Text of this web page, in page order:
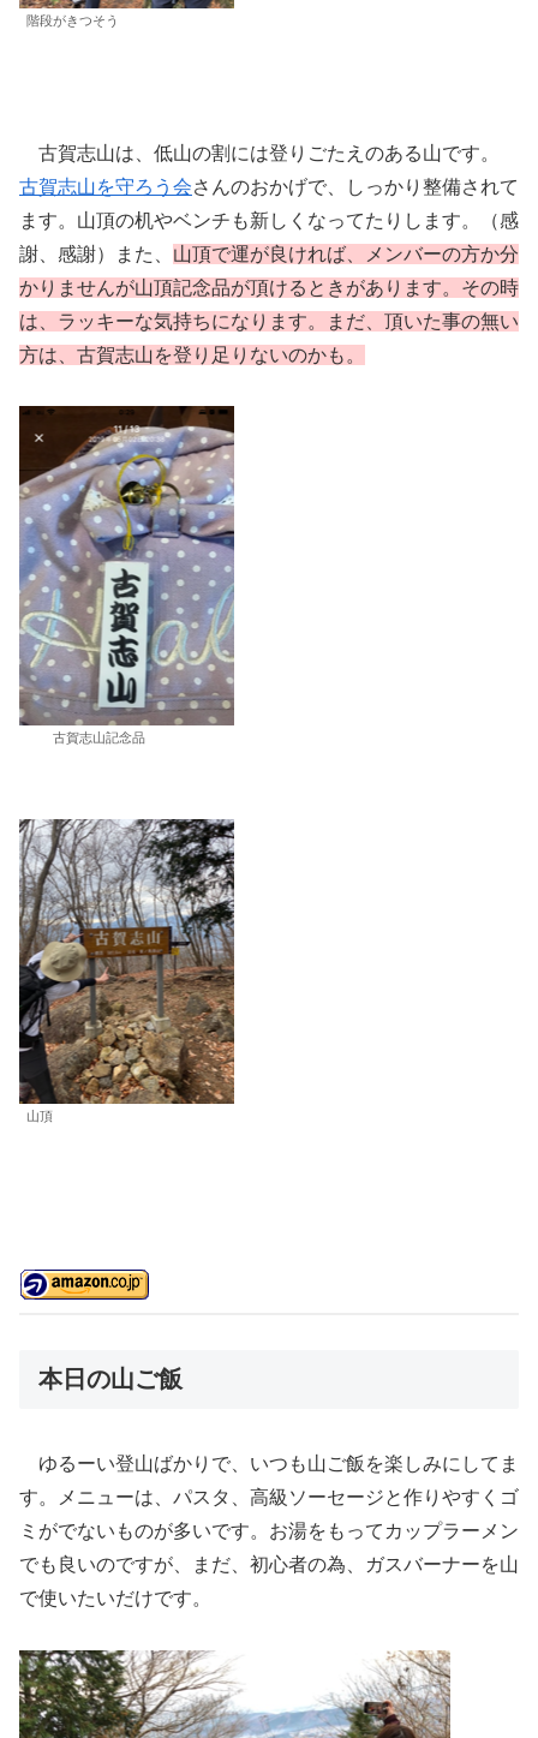
階段がきつそう
古賀志山は、低山の割には登りごたえのある山です。
古賀志山を守ろう会さんのおかげで、しっかり整備されて
ます。山頂の机やベンチも新しくなってたりします。（感
謝、感謝）また、 山頂で運が良ければ、メンバーの方か分
かりませんが山頂記念品が頂ける ときがあります。その時
は、ラッキーな気持ちになります。まだ、頂いた事の無い
方は、古賀志山を登り足りないのかも。
古賀志山記念品
山頂
本日の山ご飯
ゆるーい登山ばかりで、いつも山ご飯を楽しみにしてま
す。メニューは、パスタ、高級ソーセージと作りやすくゴ
ミがでないものが多いです。お湯をもってカップラーメン
でも良いのですが、まだ、初心者の為、ガスバーナーを山
で使いたいだけです。